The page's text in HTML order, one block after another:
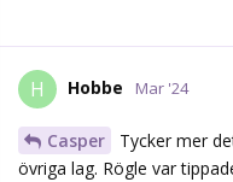
H Hobbe Mar '24
Casper
Tycker mer
övriga lag. Rögle var